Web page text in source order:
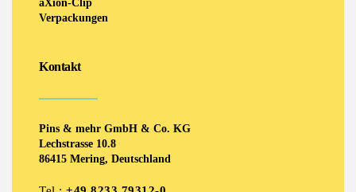
aXion-Clip
Verpackungen
Kontakt
Pins & mehr GmbH & Co. KG
Lechstrasse 10.8
86415 Mering, Deutschland